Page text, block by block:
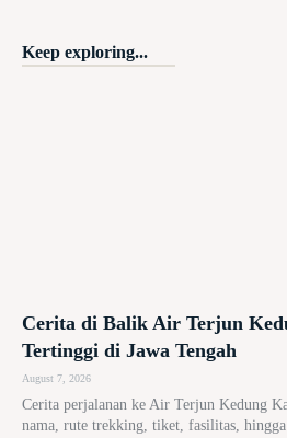
Keep exploring...
Cerita di Balik Air Terjun
Tertinggi di Jawa Tengah
August 7, 2026
Cerita perjalanan ke Air Terjun Kedung
nama, rute trekking, tiket, fasilitas, hingga